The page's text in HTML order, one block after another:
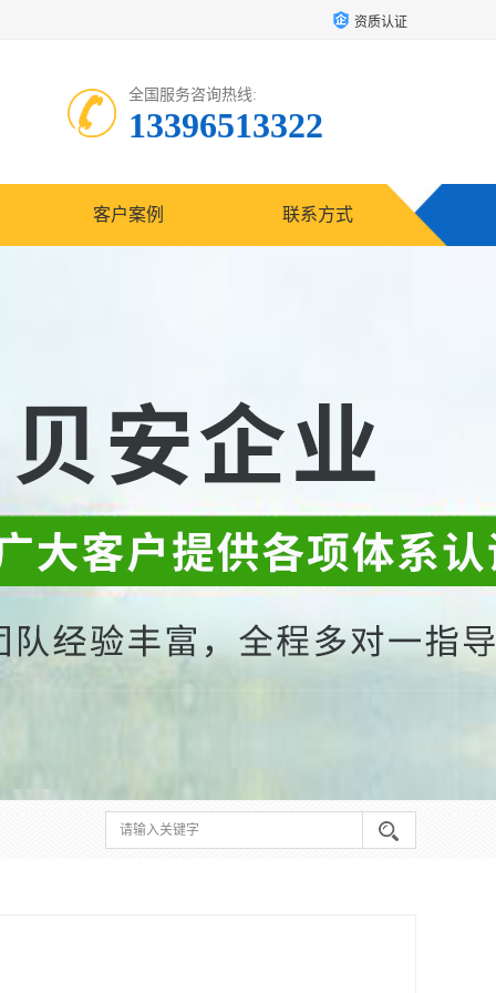
资质认证
全国服务咨询热线:
13396513322
客户案例 联系方式